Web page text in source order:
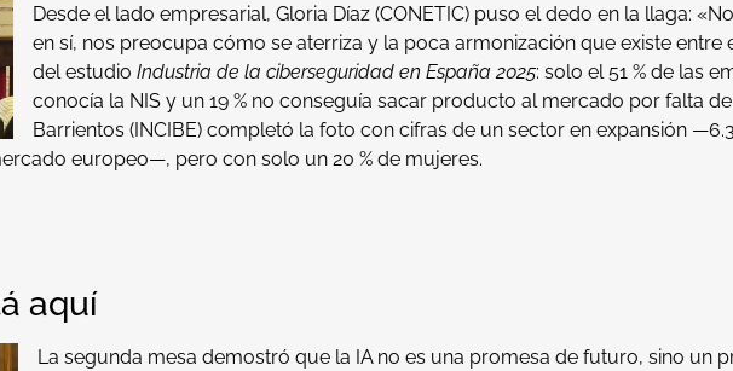
Desde el lado empresarial, Gloria Díaz (CONETIC) puso el dedo en la llaga:
en sí, nos preocupa cómo se aterriza y la poca armonización que existe entre
del estudio Industria de la ciberseguridad en España 2025: solo el 51 % de las
conocía la NIS y un 19 % no conseguía sacar producto al mercado por falta
Barrientos (INCIBE) completó la foto con cifras de un sector en expansión
europeo—, pero con solo un 20 % de mujeres.
aquí
La segunda mesa demostró que la IA no es una promesa de futuro, sino un